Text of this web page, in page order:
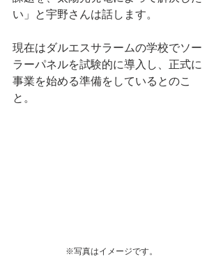
い」と宇野さんは話します。
現在はダルエスサラームの学校でソー
ラーパネルを試験的に導入し、正式に
事業を始める準備をしているとのこ
と。
※写真はイメージです。